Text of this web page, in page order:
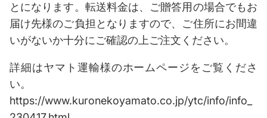
とになります。転送料金は、ご贈答用の場合でもお
届け先様のご負担となりますので、ご住所にお間違
いがないか十分にご確認の上ご注文ください。
詳細はヤマト運輸様のホームページをご覧くださ
い。
https://www.kuronekoyamato.co.jp/ytc/info/info_